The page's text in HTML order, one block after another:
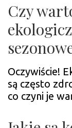
Czy
Oczywiście!
są często
co czyni je